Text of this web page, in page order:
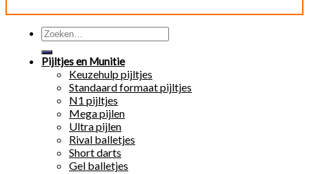
Zoeken
naar:
Pijltjes en Munitie
Keuzehulp pijltjes
Standaard formaat pijltjes
N1 pijltjes
Mega pijlen
Ultra pijlen
Rival balletjes
Short darts
Gel balletjes